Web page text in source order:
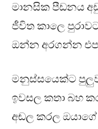
මානසික පීඩනය
ජීවිත කාලෙ
ඔන්න අරගන්න
මනුස්සයෙක්ට
ඉවසල කතා බහ
අඬල කරල